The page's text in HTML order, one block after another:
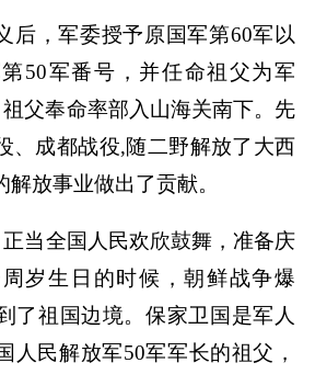
后，军委授予原国军第60军以
50军番号，并任命祖父为军
父奉命率部入山海关南下。先
、成都战役,随二野解放了大西
放事业做出了贡献。
正当全国人民欢欣鼓舞，准备庆
岁生日的时候，朝鲜战争爆
了祖国边境。保家卫国是军人
人民解放军50军军长的祖父，